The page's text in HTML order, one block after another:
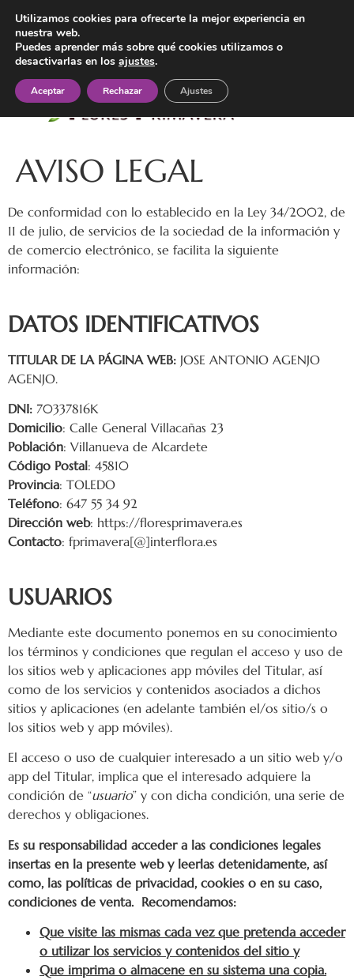
General Villacañas 23, Villanueva de Alcardete (Toledo)
647 55 34 92
AVISO LEGAL
De conformidad con lo establecido en la Ley 34/2002, de
11 de julio, de servicios de la sociedad de la información y
de comercio electrónico, se facilita la siguiente
información:
DATOS IDENTIFICATIVOS
TITULAR DE LA PÁGINA WEB: JOSE ANTONIO AGENJO
AGENJO.
DNI: 70337816K
Domicilio: Calle General Villacañas 23
Población: Villanueva de Alcardete
Código Postal: 45810
Provincia: TOLEDO
Teléfono: 647 55 34 92
Dirección web: https://floresprimavera.es
Contacto: fprimavera[@]interflora.es
USUARIOS
Mediante este documento ponemos en su conocimiento
los términos y condiciones que regulan el acceso y uso de
los sitios web y aplicaciones app móviles del Titular, así
como de los servicios y contenidos asociados a dichos
sitios y aplicaciones (en adelante también el/os sitio/s o
los sitios web y app móviles).
El acceso o uso de cualquier interesado a un sitio web y/o
app del Titular, implica que el interesado adquiere la
condición de “usuario” y con dicha condición, una serie de
derechos y obligaciones.
Es su responsabilidad acceder a las condiciones legales
insertas en la presente web y leerlas detenidamente, así
como, las políticas de privacidad, cookies o en su caso,
condiciones de venta. Recomendamos:
Que visite las mismas cada vez que pretenda acceder
o utilizar los servicios y contenidos del sitio y
Que imprima o almacene en su sistema una copia.
Utilizamos cookies para ofrecerte la mejor experiencia en
nuestra web.
Puedes aprender más sobre qué cookies utilizamos o
desactivarlas en los ajustes.
Aceptar Rechazar Ajustes